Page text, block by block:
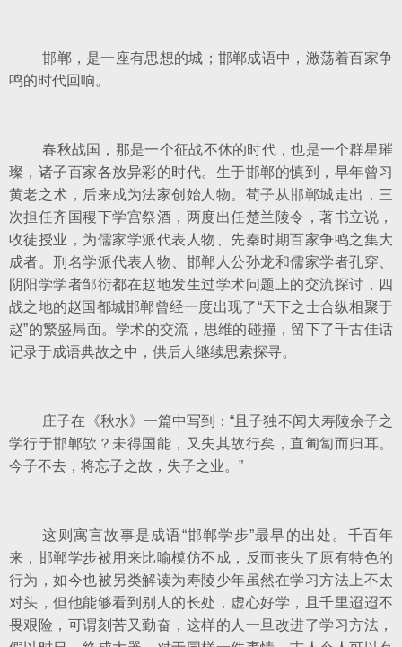
邯郸，是一座有思想的城；邯郸成语中，激荡着百家争
鸣的时代回响。
春秋战国，那是一个征战不休的时代，也是一个群星璀
璨，诸子百家各放异彩的时代。生于邯郸的慎到，早年曾习
黄老之术，后来成为法家创始人物。荀子从邯郸城走出，三
次担任齐国稷下学宫祭酒，两度出任楚兰陵令，著书立说，
收徒授业，为儒家学派代表人物、先秦时期百家争鸣之集大
成者。刑名学派代表人物、邯郸人公孙龙和儒家学者孔穿、
阴阳学学者邹衍都在赵地发生过学术问题上的交流探讨，四
战之地的赵国都城邯郸曾经一度出现了“天下之士合纵相聚于
赵”的繁盛局面。学术的交流，思维的碰撞，留下了千古佳话
记录于成语典故之中，供后人继续思索探寻。
庄子在《秋水》一篇中写到：“且子独不闻夫寿陵余子之
学行于邯郸欤？未得国能，又失其故行矣，直匍匐而归耳。
今子不去，将忘子之故，失子之业。”
这则寓言故事是成语“邯郸学步”最早的出处。千百年
来，邯郸学步被用来比喻模仿不成，反而丧失了原有特色的
行为，如今也被另类解读为寿陵少年虽然在学习方法上不太
对头，但他能够看到别人的长处，虚心好学，且千里迢迢不
畏艰险，可谓刻苦又勤奋，这样的人一旦改进了学习方法，